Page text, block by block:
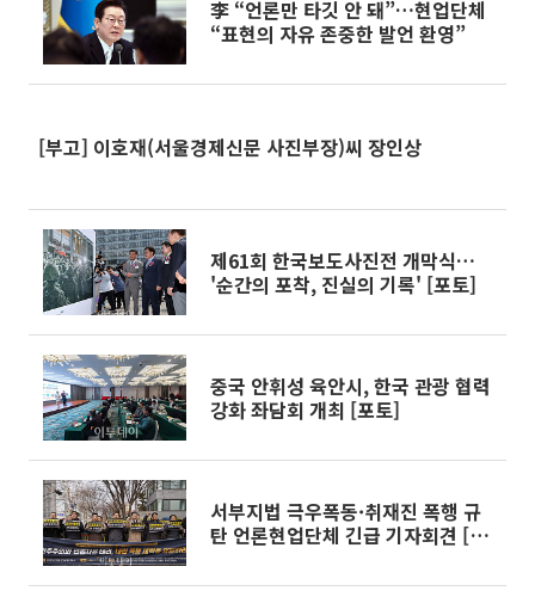
李 “언론만 타깃 안 돼”…현업단체
“표현의 자유 존중한 발언 환영”
[부고] 이호재(서울경제신문 사진부장)씨 장인상
제61회 한국보도사진전 개막식…
'순간의 포착, 진실의 기록' [포토]
중국 안휘성 육안시, 한국 관광 협력
강화 좌담회 개최 [포토]
서부지법 극우폭동·취재진 폭행 규
탄 언론현업단체 긴급 기자회견 [포